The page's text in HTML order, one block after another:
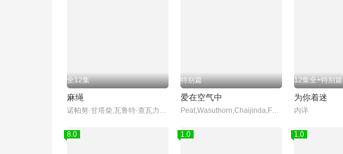
全12集
麻绳
诺帕努·甘塔柴,瓦鲁特·查瓦力朱吉翁,纳塔奇·司隶朋通,提迪瓦·立帕拉赛,萨曼莎·梅兰妮·蔻兹,帕琳恩·查恩玛浓,Bosston,Suphadach,Wilairat,帕西特·本朋沙瓦
特别篇
爱在空气中
Peat,Wasuthorn,Chaijinda,Fort,Thitipong,Sengngai,Boss,Chaikamon,Sermsongwittaya,Noeul,Nuttarat,Tangwai,Act,Tanachai,Kulcharoentanachot,奇萨努蓬·邦马尼,James,Pongsapak,Rachaporn,Chai,Supakit,Puth,Chaya,Seng,S
12集全+特别篇
为你着迷
内详
8.0 1.0 1.0